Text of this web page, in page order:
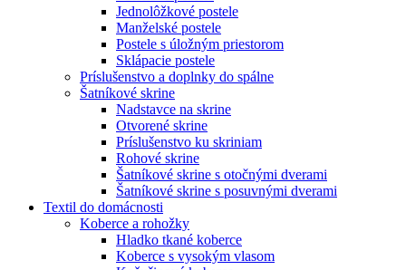
Jednolôžkové postele
Manželské postele
Postele s úložným priestorom
Sklápacie postele
Príslušenstvo a doplnky do spálne
Šatníkové skrine
Nadstavce na skrine
Otvorené skrine
Príslušenstvo ku skriniam
Rohové skrine
Šatníkové skrine s otočnými dverami
Šatníkové skrine s posuvnými dverami
Textil do domácnosti
Koberce a rohožky
Hladko tkané koberce
Koberce s vysokým vlasom